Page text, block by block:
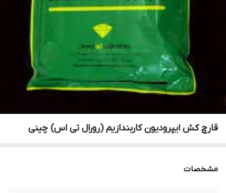
قارچ کش ایپرودیون کاربندازیم (رورال تی اس) چینی
مشخصات